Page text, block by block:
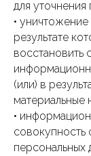
для уточнения
•
результате
восстановить
(или) в
материальные
•
совокупность